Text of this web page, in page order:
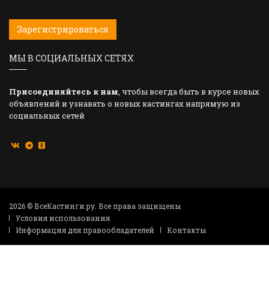
Зарегистрироваться
МЫ В СОЦИАЛЬНЫХ СЕТЯХ
Присоединяйтесь к нам, чтобы всегда быть в курсе новых
объявлений и узнавать о новых кастингах напрямую из
социальных сетей
2026 © ВсеКастинги.ру. Все права защищены
Условия использования
Информация для правообладателей
Контакты